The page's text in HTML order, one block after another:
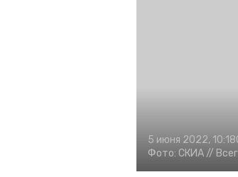
5 июня 2022, 10:18
Фото: СКИА //